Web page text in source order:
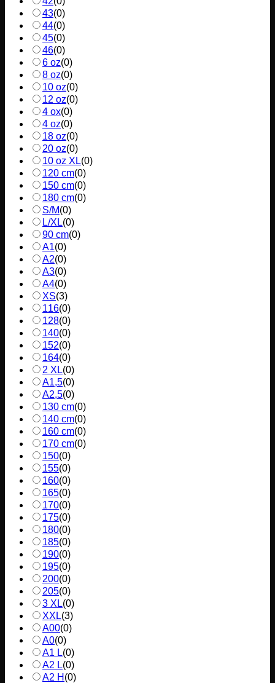
43(0)
44(0)
45(0)
46(0)
6 oz(0)
8 oz(0)
10 oz(0)
12 oz(0)
4 ox(0)
4 oz(0)
18 oz(0)
20 oz(0)
10 oz XL(0)
120 cm(0)
150 cm(0)
180 cm(0)
S/M(0)
L/XL(0)
90 cm(0)
A1(0)
A2(0)
A3(0)
A4(0)
XS(3)
116(0)
128(0)
140(0)
152(0)
164(0)
2 XL(0)
A1,5(0)
A2,5(0)
130 cm(0)
140 cm(0)
160 cm(0)
170 cm(0)
150(0)
155(0)
160(0)
165(0)
170(0)
175(0)
180(0)
185(0)
190(0)
195(0)
200(0)
205(0)
3 XL(0)
XXL(3)
A00(0)
A0(0)
A1 L(0)
A2 L(0)
A2 H (0)